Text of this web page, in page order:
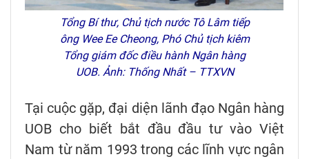
Tổng Bí thư, Chủ tịch nước Tô Lâm tiếp
ông Wee Ee Cheong, Phó Chủ tịch kiêm
Tổng giám đốc điều hành Ngân hàng
UOB. Ảnh: Thống Nhất – TTXVN
Tại cuộc gặp, đại diện lãnh đạo Ngân hàng
UOB cho biết bắt đầu đầu tư vào Việt
Nam từ năm 1993 trong các lĩnh vực ngân